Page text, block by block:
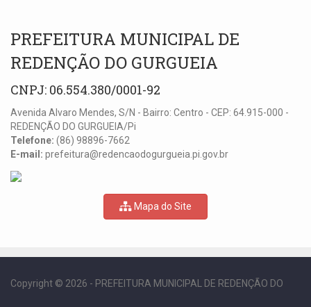
PREFEITURA MUNICIPAL DE
REDENÇÃO DO GURGUEIA
CNPJ: 06.554.380/0001-92
Avenida Alvaro Mendes, S/N - Bairro: Centro - CEP: 64.915-000 -
REDENÇÃO DO GURGUEIA/Pi
Telefone: (86) 98896-7662
E-mail: prefeitura@redencaodogurgueia.pi.gov.br
Mapa do Site
Copyright © 2026 - PREFEITURA MUNICIPAL DE REDENÇÃO DO